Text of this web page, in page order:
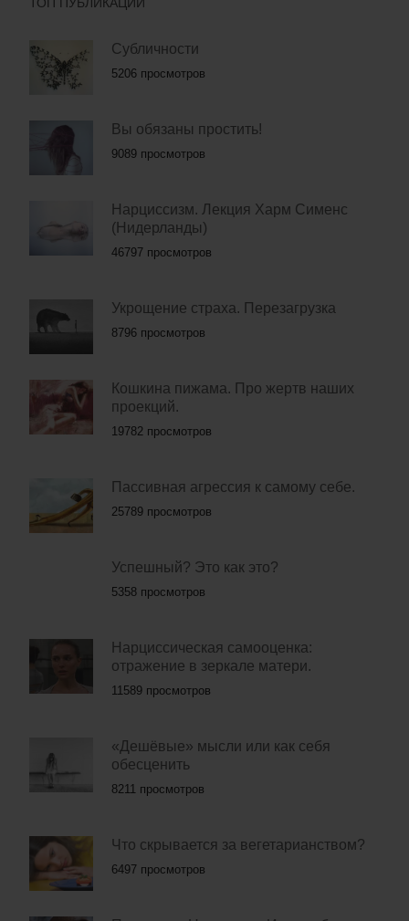
Субличности
5206 просмотров
Вы обязаны простить!
9089 просмотров
Нарциссизм. Лекция Харм Сименс
(Нидерланды)
46797 просмотров
Укрощение страха. Перезагрузка
8796 просмотров
Кошкина пижама. Про жертв наших
проекций.
19782 просмотров
Пассивная агрессия к самому себе.
25789 просмотров
Успешный? Это как это?
5358 просмотров
Нарциссическая самооценка:
отражение в зеркале матери.
11589 просмотров
«Дешёвые» мысли или как себя
обесценить
8211 просмотров
Что скрывается за вегетарианством?
6497 просмотров